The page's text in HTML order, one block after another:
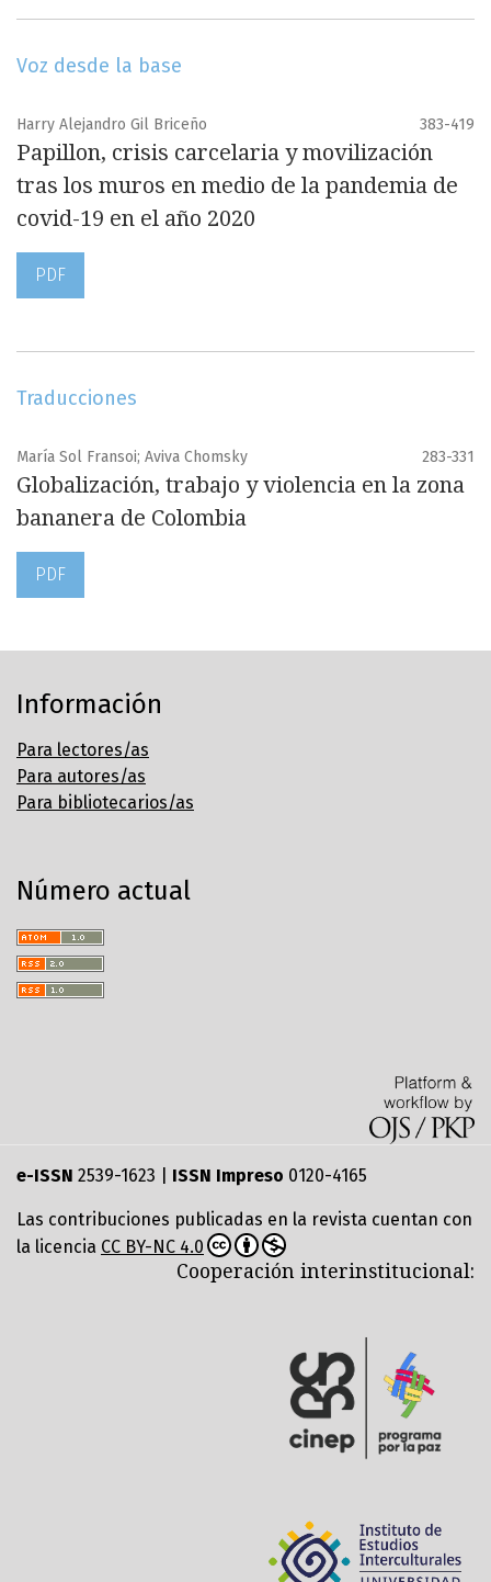
Voz desde la base
Harry Alejandro Gil Briceño 383-419
Papillon, crisis carcelaria y movilización
tras los muros en medio de la pandemia de
covid-19 en el año 2020
PDF
Traducciones
María Sol Fransoi; Aviva Chomsky 283-331
Globalización, trabajo y violencia en la zona
bananera de Colombia
PDF
Información
Para lectores/as
Para autores/as
Para bibliotecarios/as
Número actual
e-ISSN 2539-1623 | ISSN Impreso 0120-4165
Las contribuciones publicadas en la revista cuentan con
la licencia CC BY-NC 4.0
Cooperación interinstitucional: